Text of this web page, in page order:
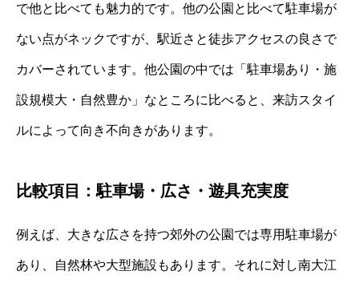
で他と比べても魅力的です。他の公園と比べて駐車場が
ない点がネックですが、駅近さと徒歩アクセスの良さで
カバーされています。他公園の中では「駐車場あり・施
設規模大・自然豊か」なところに比べると、来訪スタイ
ルによって向き不向きがあります。
比較項目：駐車場・広さ・遊具充実度
例えば、大きな広さを持つ郊外の公園では専用駐車場が
あり、自然林や大型施設もあります。それに対し南大江